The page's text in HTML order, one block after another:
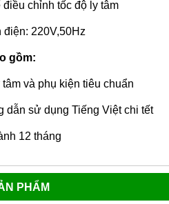
điều chỉnh tốc độ ly tâm
điện: 220V,50Hz
gồm:
tâm và phụ kiện tiêu chuẩn
dẫn sử dụng Tiếng Việt chi tết
12 tháng
PHẨM